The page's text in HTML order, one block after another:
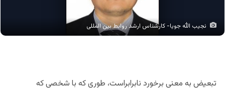
نجیب الله جویا- کارشناس ارشد روابط بین المللی
تبعیض به معنی برخورد نابرابراست، طوری که با شخصی که